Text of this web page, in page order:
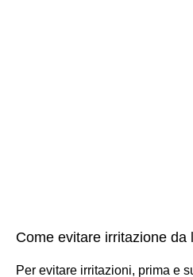
Come evitare irritazione da
Per evitare irritazioni, prima e